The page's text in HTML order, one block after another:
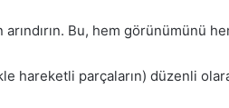
arındırın. Bu, hem görünümünü
hareketli parçaların) düzenli